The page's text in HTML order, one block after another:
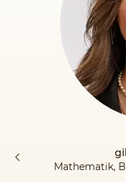
Mathematik,